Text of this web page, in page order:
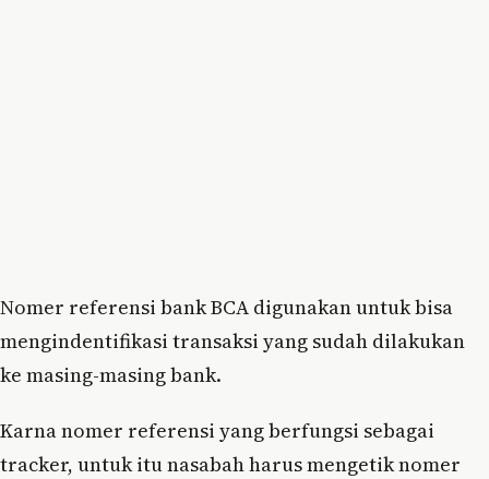
Nomer referensi bank BCA digunakan untuk bisa
mengindentifikasi transaksi yang sudah dilakukan
ke masing-masing bank.
Karna nomer referensi yang berfungsi sebagai
tracker, untuk itu nasabah harus mengetik nomer